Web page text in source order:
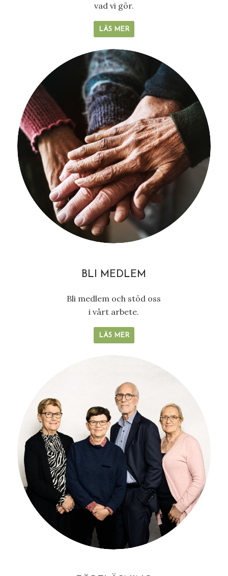
vad vi gör.
LÄS MER
BLI MEDLEM
Bli medlem och stöd oss
i vårt arbete.
LÄS MER